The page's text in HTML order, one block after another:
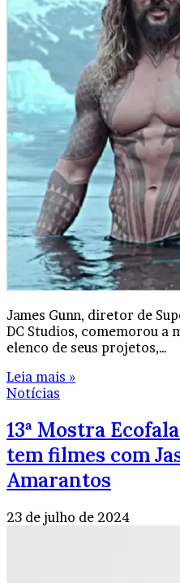
James Gunn, diretor de
DC Studios, comemorou a
elenco de seus projetos,…
Leia mais »
Notícias
13ª Mostra
tem filmes com
Amarantos
23 de julho de 2024